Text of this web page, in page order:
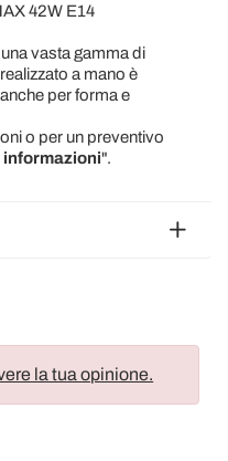
42W E14
vasta gamma di
a mano è
per forma e
o per un preventivo
informazioni".
la tua opinione.